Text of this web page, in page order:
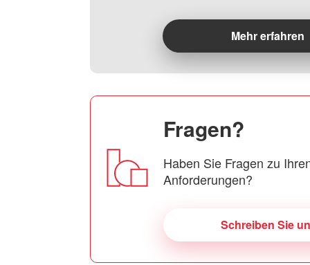
Mehr erfahren
Fragen?
Haben Sie Fragen zu
Anforderungen?
Schreiben Sie